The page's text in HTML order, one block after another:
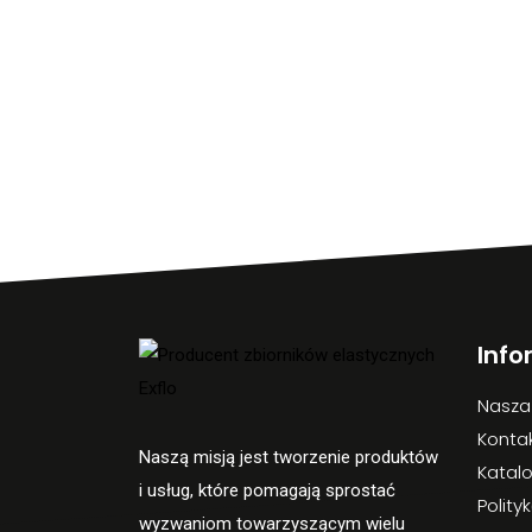
Naszą misją jest tworzenie produktów
i usług, które pomagają sprostać
wyzwaniom towarzyszącym wielu